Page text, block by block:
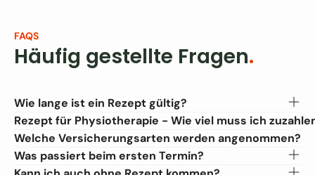
FAQS
Häufig gestellte Fragen.
Wie lange ist ein Rezept gültig?
Rezept für Physiotherapie - Wie viel muss ich
Welche Versicherungsarten werden angenommen?
Was passiert beim ersten Termin?